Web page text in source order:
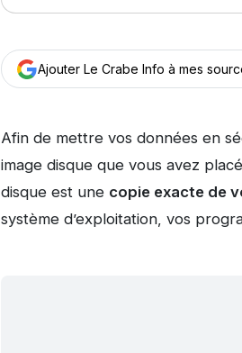
Ajouter Le Crabe Info à mes
Afin de mettre vos données en
image disque que vous avez
disque est une copie exacte de
système d’exploitation, vos